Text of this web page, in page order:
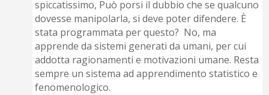
spiccatissimo, Può porsi il dubbio che se qualcuno
dovesse manipolarla, si deve poter difendere. È
stata programmata per questo? No, ma
apprende da sistemi generati da umani, per cui
addotta ragionamenti e motivazioni umane. Resta
sempre un sistema ad apprendimento statistico e
fenomenologico.